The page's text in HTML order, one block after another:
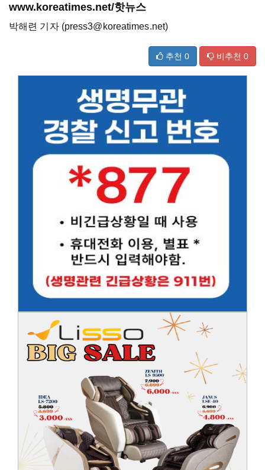
www.koreatimes.net/핫뉴스
박해련 기자 (press3@koreatimes.net)
추천 0 비추천 0